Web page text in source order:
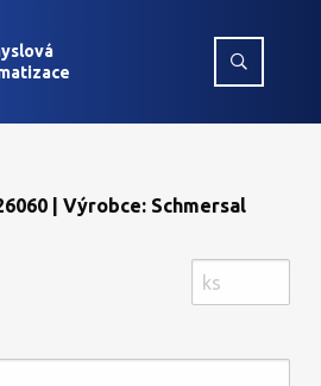
| Výrobce: Schmersal